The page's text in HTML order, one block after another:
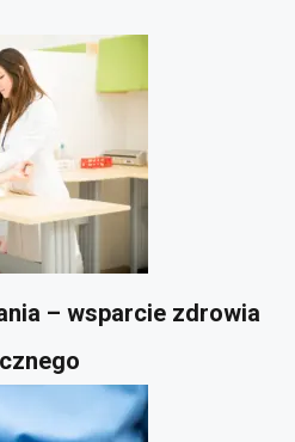
– wsparcie zdrowia